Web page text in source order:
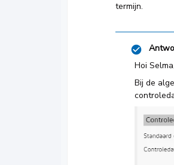
termijn.
Hoi Selma,
Bij de